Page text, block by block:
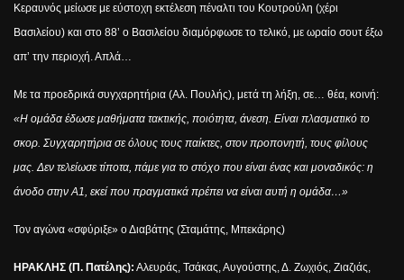
Κεραυνός μείωσε με εύστοχη εκτέλεση πέναλτι του Κουτρούλη (χέρι
Βασιλείου) και στο 88’ ο Βασιλείου διαμόρφωσε το τελικό, με ωραίο σουτ έξω
απ’ την περιοχή. Απλά…
Με τα προεδρικά συγχαρητήρια (Αλ. Πουλής), μετά τη λήξη, σε… θέα, κοινή:
«Η ομάδα έδωσε μαθήματα τακτικής, ποιότητα, άνεση. Είναι πλασματικό το
σκορ. Συγχαρητήρια σε όλους τους παίκτες, στον προπονητή, τους φίλους
μας. Δεν τελείωσε τίποτα, πάμε για το στόχο που είναι ένας και μοναδικός: η
άνοδο στην Α1, εκεί που πραγματικά πρέπει να είναι αυτή η ομάδα…»
Τον αγώνα «σφύριξε» ο Διαβάτης (Σταμάτης, Μπεκάρης)
ΗΡΑΚΛΗΣ (Π. Πατέλης): Αλευράς, Τσάκας, Αυγούστης, Δ. Ζωχιός, Ζιαζιάς,